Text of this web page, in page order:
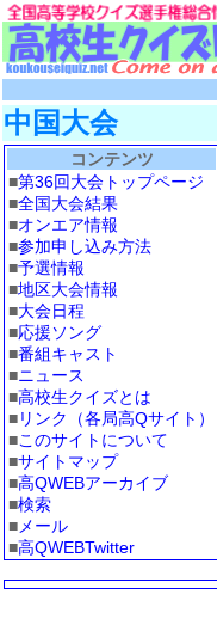
中国大会
コンテンツ
■第36回大会トップページ
■全国大会結果
■オンエア情報
■参加申し込み方法
■予選情報
■地区大会情報
■大会日程
■応援ソング
■番組キャスト
■ニュース
■高校生クイズとは
■リンク（各局高Qサイト）
■このサイトについて
■サイトマップ
■高QWEBアーカイブ
■検索
■ メール
■高QWEBTwitter